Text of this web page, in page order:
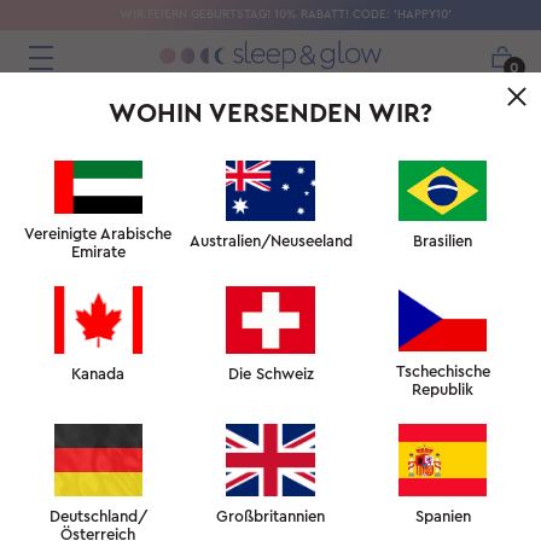
WIR FEIERN GEBURTSTAG! 10% RABATT! CODE: 'HAPPY10'
0
WOHIN VERSENDEN WIR?
Vereinigte Arabische
Emirate
Australien/Neuseeland Brasilien
Kanada Die Schweiz
Tschechische
Republik
Deutschland/
Österreich
Großbritannien Spanien